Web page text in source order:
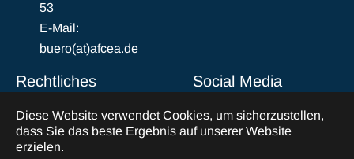
Diese Website verwendet Cookies, um sicherzustellen,
dass Sie das beste Ergebnis auf unserer Website
erzielen.
53
E-Mail:
buero(at)afcea.de
Rechtliches
Impressum
Datenschutz
Social Media
LinkedIn